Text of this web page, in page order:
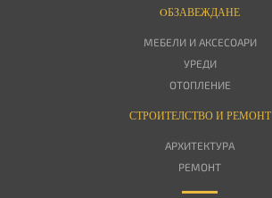
OБЗАВЕЖДАНЕ
МЕБЕЛИ И АКСЕСОАРИ
УРЕДИ
ОТОПЛЕНИЕ
СТРОИТЕЛСТВО И РЕМОНТ
АРХИТЕКТУРА
РЕМОНТ